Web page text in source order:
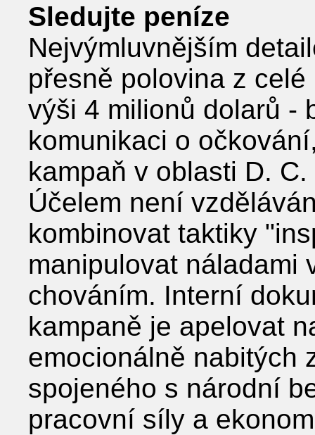
Sledujte peníze
Nejvýmluvnějším
přesně polovina z
výši 4 milionů dolarů -
komunikaci o
kampaň v oblasti D.
Účelem není
kombinovat taktiky
manipulovat náladami
chováním. Interní
kampaně je apelovat
emocionálně nabitých
spojeného s národní
pracovní síly a